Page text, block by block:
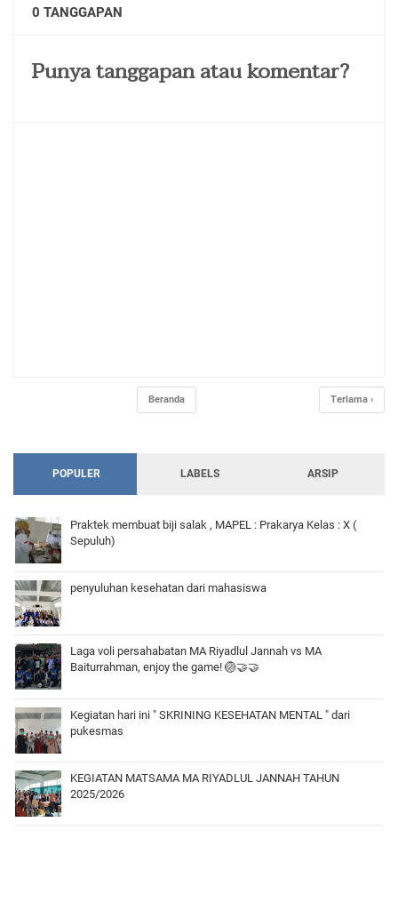
0 TANGGAPAN
Terlama ›
Beranda
POPULER LABELS ARSIP
Praktek membuat biji salak , MAPEL : Prakarya Kelas : X (
Sepuluh)
penyuluhan kesehatan dari mahasiswa
Laga voli persahabatan MA Riyadlul Jannah vs MA
Baiturrahman, enjoy the game! 🏐🤝🤝
Kegiatan hari ini " SKRINING KESEHATAN MENTAL " dari
pukesmas
KEGIATAN MATSAMA MA RIYADLUL JANNAH TAHUN
2025/2026